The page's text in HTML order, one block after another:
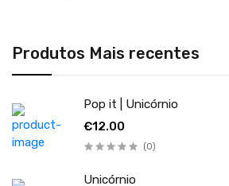
Produtos Mais recentes
Pop it | Unicórnio
€12.00
(0)
Unicórnio